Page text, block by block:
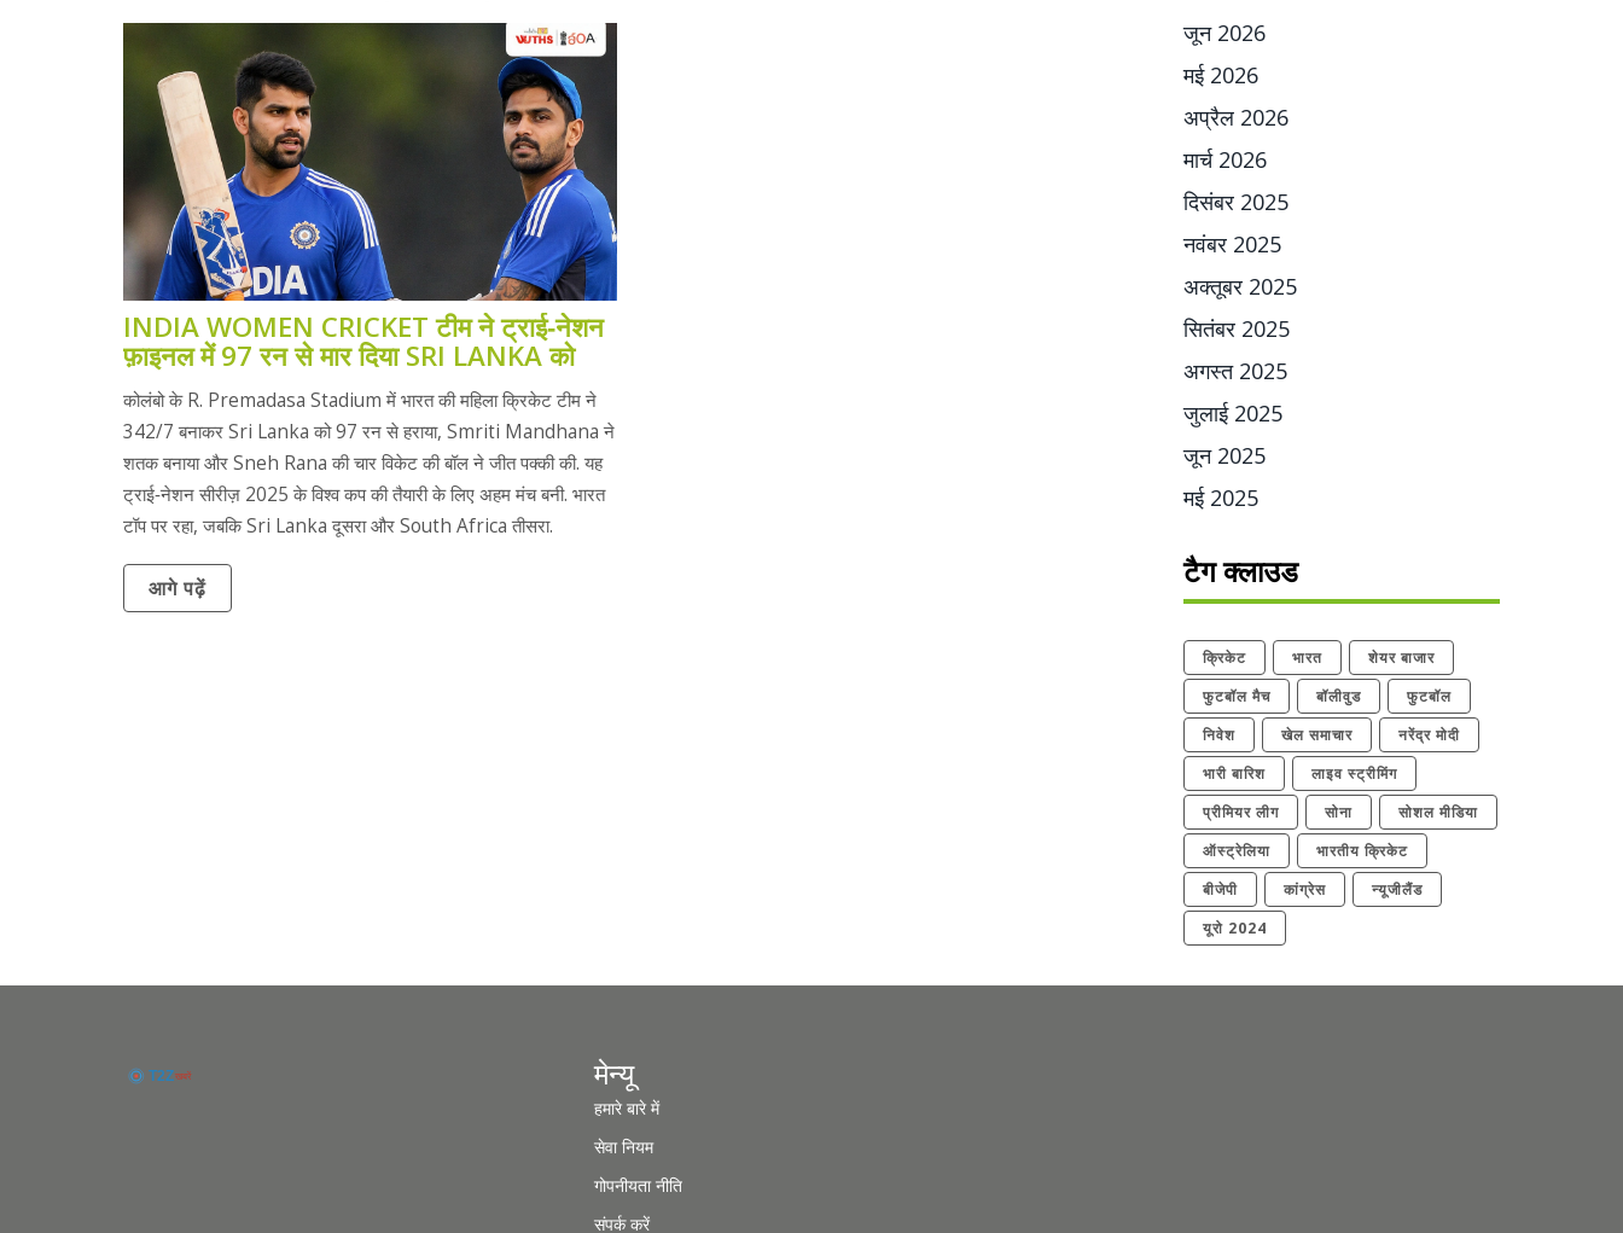
INDIA WOMEN CRICKET टीम ने ट्राई‑नेशन
फ़ाइनल में 97 रन से मार दिया SRI LANKA को
कोलंबो के R. Premadasa Stadium में भारत की महिला क्रिकेट टीम ने
342/7 बनाकर Sri Lanka को 97 रन से हराया, Smriti Mandhana ने
शतक बनाया और Sneh Rana की चार विकेट की बॉल ने जीत पक्की की. यह
ट्राई‑नेशन सीरीज़ 2025 के विश्व कप की तैयारी के लिए अहम मंच बनी. भारत
टॉप पर रहा, जबकि Sri Lanka दूसरा और South Africa तीसरा.
आगे पढ़ें
जून 2026
मई 2026
अप्रैल 2026
मार्च 2026
दिसंबर 2025
नवंबर 2025
अक्तूबर 2025
सितंबर 2025
अगस्त 2025
जुलाई 2025
जून 2025
मई 2025
टैग क्लाउड
क्रिकेट भारत
शेयर बाजार
फुटबॉल मैच
बॉलीवुड
फुटबॉल
निवेश
खेल समाचार
नरेंद्र मोदी
भारी बारिश
लाइव स्ट्रीमिंग
प्रीमियर लीग
सोना
सोशल मीडिया
ऑस्ट्रेलिया
भारतीय क्रिकेट
बीजेपी
कांग्रेस
न्यूजीलैंड
यूरो 2024
मेन्यू
हमारे बारे में
सेवा नियम
गोपनीयता नीति
संपर्क करें